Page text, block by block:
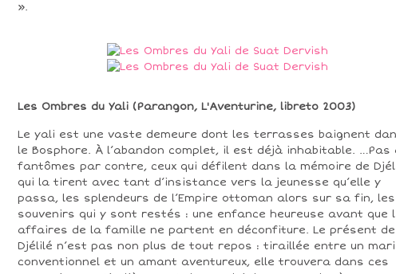
».
Les Ombres du Yali (Parangon, L'Aventurine, libreto 2003)
Le yali est une vaste demeure dont les terrasses baignent
le Bosphore. À l’abandon complet, il est déjà inhabitable. …Pas
fantômes par contre, ceux qui défilent dans la mémoire de
qui la tirent avec tant d’insistance vers la jeunesse qu’elle y
passa, les splendeurs de l’Empire ottoman alors sur sa fin, les
souvenirs qui y sont restés : une enfance heureuse avant que
affaires de la famille ne partent en déconfiture. Le présent de
Djélilé n’est pas non plus de tout repos : tiraillée entre un mari
conventionnel et un amant aventureux, elle trouvera dans ces